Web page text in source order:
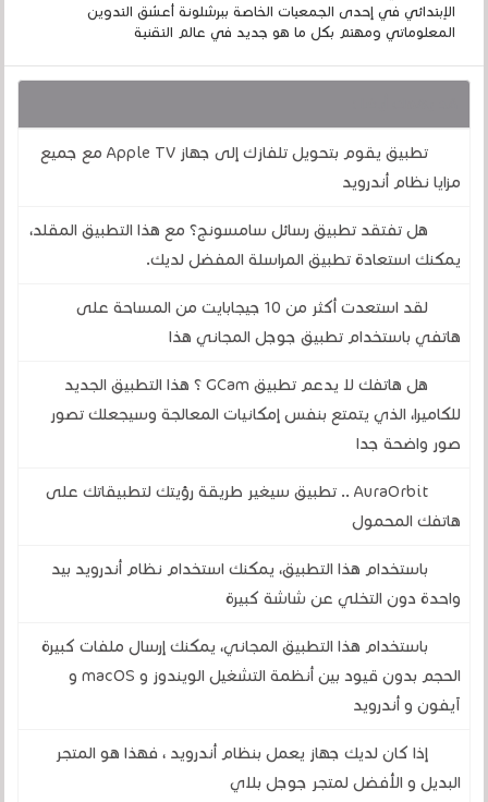
الإبتدائي في إحدى الجمعيات الخاصة ببرشلونة أعشق التدوين
المعلوماتي ومهتم بكل ما هو جديد في عالم التقنية
تطبيق يقوم بتحويل تلفازك إلى جهاز Apple TV مع جميع
مزايا نظام أندرويد
هل تفتقد تطبيق رسائل سامسونج؟ مع هذا التطبيق المقلد،
يمكنك استعادة تطبيق المراسلة المفضل لديك.
لقد استعدت أكثر من 10 جيجابايت من المساحة على
هاتفي باستخدام تطبيق جوجل المجاني هذا
هل هاتفك لا يدعم تطبيق GCam ؟ هذا التطبيق الجديد
للكاميرا، الذي يتمتع بنفس إمكانيات المعالجة وسيجعلك تصور
صور واضحة جدا
AuraOrbit .. تطبيق سيغير طريقة رؤيتك لتطبيقاتك على
هاتفك المحمول
باستخدام هذا التطبيق، يمكنك استخدام نظام أندرويد بيد
واحدة دون التخلي عن شاشة كبيرة
باستخدام هذا التطبيق المجاني، يمكنك إرسال ملفات كبيرة
الحجم بدون قيود بين أنظمة التشغيل الويندوز و macOS و
آيفون و أندرويد
إذا كان لديك جهاز يعمل بنظام أندرويد ، فهذا هو المتجر
البديل و الأفضل لمتجر جوجل بلاي